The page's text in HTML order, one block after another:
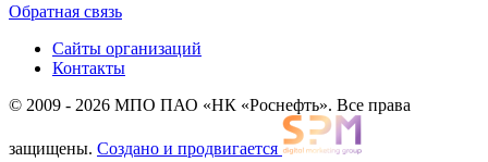
Обратная связь
Сайты организаций
Контакты
© 2009 - 2026 МПО ПАО «НК «Роснефть». Все права
защищены. Создано и продвигается